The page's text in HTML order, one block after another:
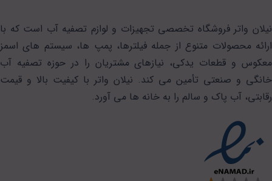
نیلان واتر فروشگاه تخصصی تجهیزات و لوازم تصفیه آب است که با
ارائه محصولات متنوع از جمله فیلترها، پمپ ها، سیستم های اسمز
معکوس و قطعات یدکی، نیازهای مشتریان را در حوزه تصفیه آب
خانگی و صنعتی تأمین می کند. نیلان واتر با کیفیت بالا و قیمت
رقابتی، آب پاک و سالم را به خانه ها می آورد.